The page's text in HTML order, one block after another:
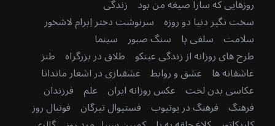
روزهایی که سارا صیغه من بود زندگی
سخت نگیر دنیا دو روزه سرنوشت دختر اِبرام لاشخور
سلامت سلفی پا سنگ صبور سینما
طرح های روزانه از زندگی عینکو طلاق در بزرگراه طنز
عاشقانه ها عشق و روابط عشقبازی در اشعار ماندانا
عکاسی بدن لخت عکس روزانه ایران علم فرزندان
فرهنگ فرهنگ در یوتیوب فستیوال تیرگان فوتبال روز